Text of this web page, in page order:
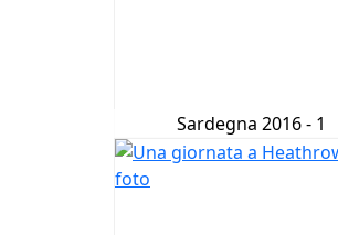
Sardegna 2016 - 1